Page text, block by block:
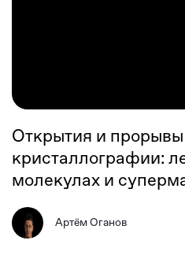
Открытия и
кристаллографии:
молекулах и
Артём Оганов